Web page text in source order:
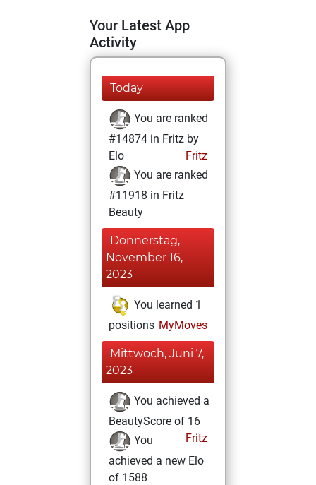
Your Latest App
Activity
Today
You are ranked
#14874 in Fritz by
Elo
Fritz
You are ranked
#11918 in Fritz
Beauty
Donnerstag,
November 16,
2023
You learned 1
positions MyMoves
Mittwoch, Juni 7,
2023
You achieved a
BeautyScore of 16
Fritz
You
achieved a new Elo
of 1588